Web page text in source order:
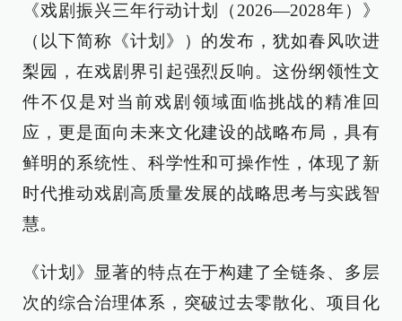
《戏剧振兴三年行动计划（2026—2028年）》
（以下简称《计划》）的发布，犹如春风吹进
梨园，在戏剧界引起强烈反响。这份纲领性文
件不仅是对当前戏剧领域面临挑战的精准回
应，更是面向未来文化建设的战略布局，具有
鲜明的系统性、科学性和可操作性，体现了新
时代推动戏剧高质量发展的战略思考与实践智
慧。
《计划》显著的特点在于构建了全链条、多层
次的综合治理体系，突破过去零散化、项目化